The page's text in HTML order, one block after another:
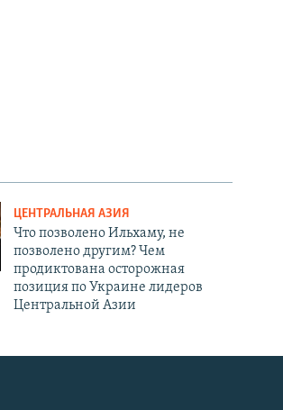
ЦЕНТРАЛЬНАЯ АЗИЯ
Что позволено Ильхаму, не
позволено другим? Чем
продиктована осторожная
позиция по Украине лидеров
Центральной Азии